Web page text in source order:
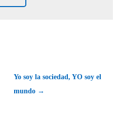
Yo soy la sociedad, YO soy el
mundo →